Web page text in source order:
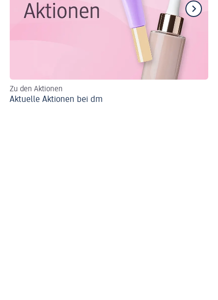
Zu den Aktionen
Aktuelle Aktionen bei dm